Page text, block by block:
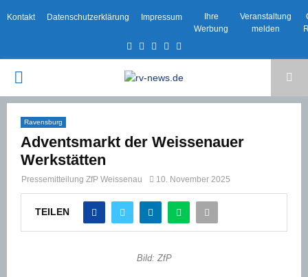
Kontakt Datenschutzerklärung Impressum
Ihre
Werbung
Veranstaltung
melden
Facebook
TwitterInstagram
Email
PRIMARY
MENU
Ravensburg
Adventsmarkt der Weissenauer
Werkstätten
Pressemitteilung ZfP Weissenau 10. November 2025
TEILEN
Bild: ZfP